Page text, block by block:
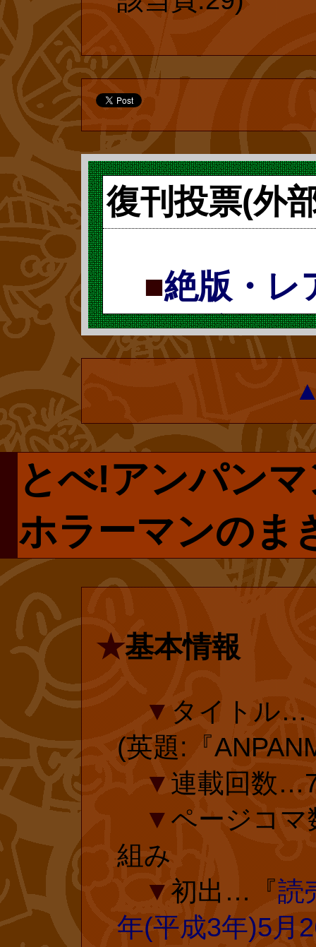
般の書店での
たします!
■『やな
集(アンパン
ライオン、
版・レア本
復刻 復刊ド
復刊ドットコ
されている『
集』の投票ペ
いいたします!
投票有効期
延長手続き
投票済みのフ
ありがとうご
復刊投票(外
■絶版・レ
票で復刻 復
復刊ドットコ
プページです。
で手に入らない
リクエストし
は再販売され
にはユーザー登
なのでご安心く
■『とべ!
前&未収録)(
作)、たまき
投票ページ
さまの投票
コム
▲
とべ!アンパン
ホラーマンのま
★基本情報
▼タイトル…
(英題:『
▼連載回数
▼ページコ
組み
▼初出…『読
年(平成3年)5月